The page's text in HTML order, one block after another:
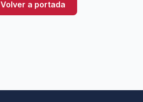
Volver a portada